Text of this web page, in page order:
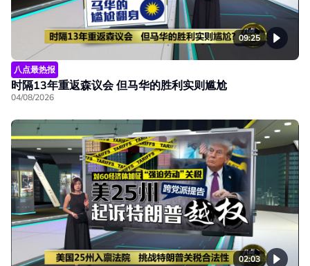
09:25
八点最热报
时隔13年重返森议会 但马华的胜利实则尴尬
04/08/2026
02:03